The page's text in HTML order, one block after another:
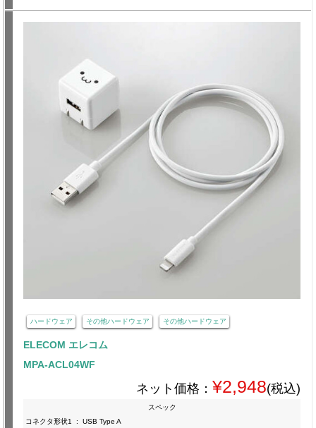
ハードウェア その他ハードウェア その他ハードウェア
ELECOM エレコム
MPA-ACL04WF
ネット価格： ¥2,948(税込)
スペック
コネクタ形状1
:
USB Type A